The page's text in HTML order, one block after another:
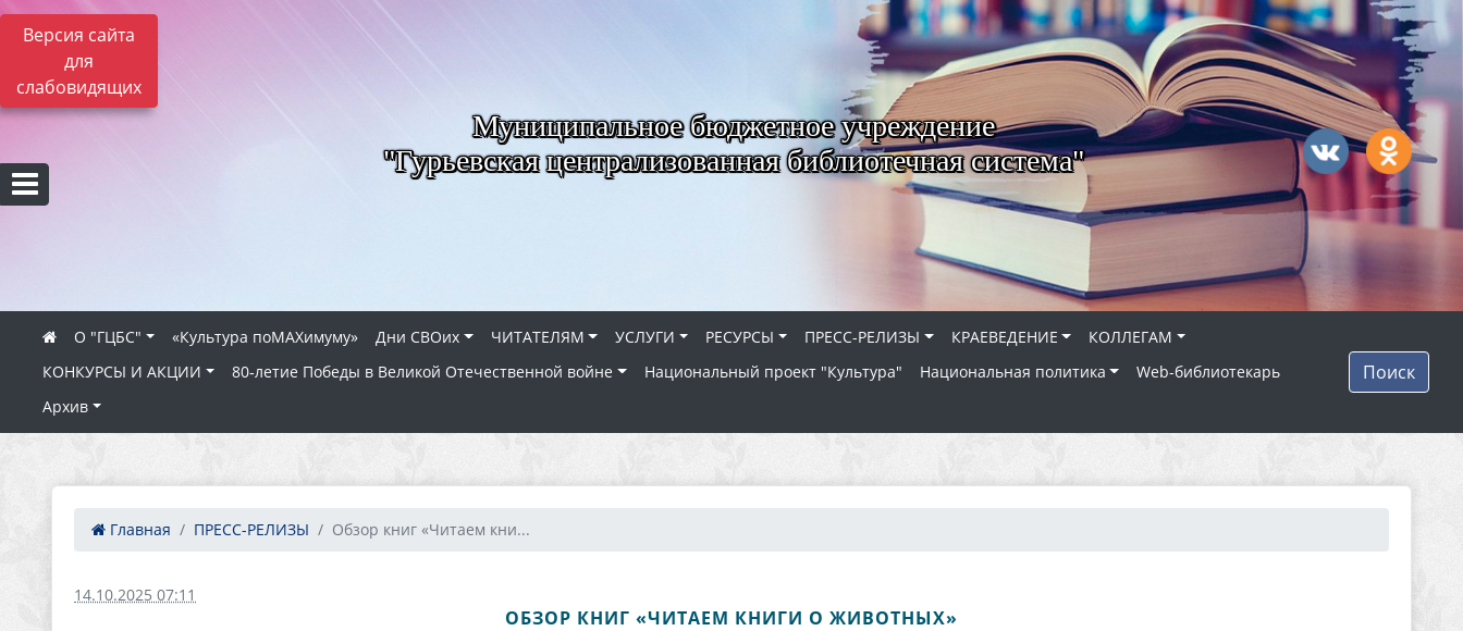
Версия сайта
для
слабовидящих
Муниципальное бюджетное учреждение
"Гурьевская централизованная библиотечная система"
О "ГЦБС" «Культура поMAXимуму» Дни СВОих ЧИТАТЕЛЯМ УСЛУГИ РЕСУРСЫ ПРЕСС-РЕЛИЗЫ КРАЕВЕДЕНИЕ
КОЛЛЕГАМ
КОНКУРСЫ И АКЦИИ
80‑летие Победы в Великой Отечественной войне Национальный проект "Культура" Национальная политика
Web-библиотекарь
Архив
Поиск
Главная ПРЕСС-РЕЛИЗЫ Обзор книг «Читаем кни...
14.10.2025 07:11
ОБЗОР КНИГ «ЧИТАЕМ КНИГИ О ЖИВОТНЫХ»